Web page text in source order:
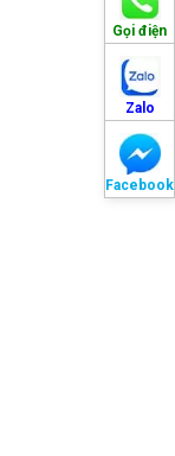
Gọi điện
Zalo
Facebook